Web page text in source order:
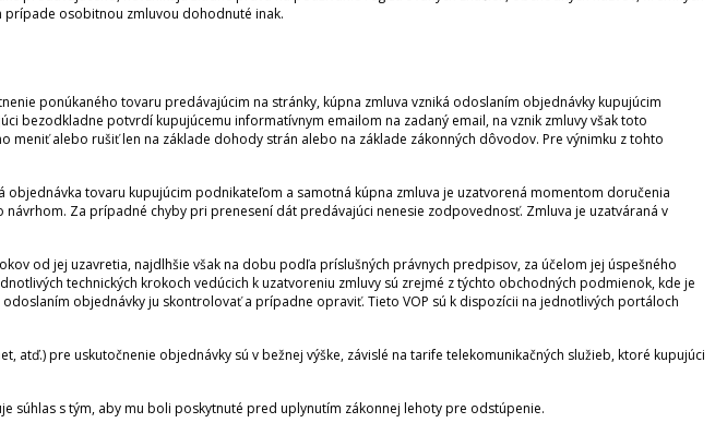
osobitnou zmluvou dohodnuté inak.
ponúkaného tovaru predávajúcim na stránky, kúpna zmluva vzniká odoslaním objednávky kupujúcim
bezodkladne potvrdí kupujúcemu informatívnym emailom na zadaný email, na vznik zmluvy však toto
meniť alebo rušiť len na základe dohody strán alebo na základe zákonných dôvodov. Pre výnimku z tohto
tovaru kupujúcim podnikateľom a samotná kúpna zmluva je uzatvorená momentom doručenia
Za prípadné chyby pri prenesení dát predávajúci nenesie zodpovednosť. Zmluva je uzatváraná v
od jej uzavretia, najdlhšie však na dobu podľa príslušných právnych predpisov, za účelom jej úspešného
technických krokoch vedúcich k uzatvoreniu zmluvy sú zrejmé z týchto obchodných podmienok, kde je
objednávky ju skontrolovať a prípadne opraviť. Tieto VOP sú k dispozícii na jednotlivých portáloch
pre uskutočnenie objednávky sú v bežnej výške, závislé na tarife telekomunikačných služieb, ktoré kupujúci
súhlas s tým, aby mu boli poskytnuté pred uplynutím zákonnej lehoty pre odstúpenie.